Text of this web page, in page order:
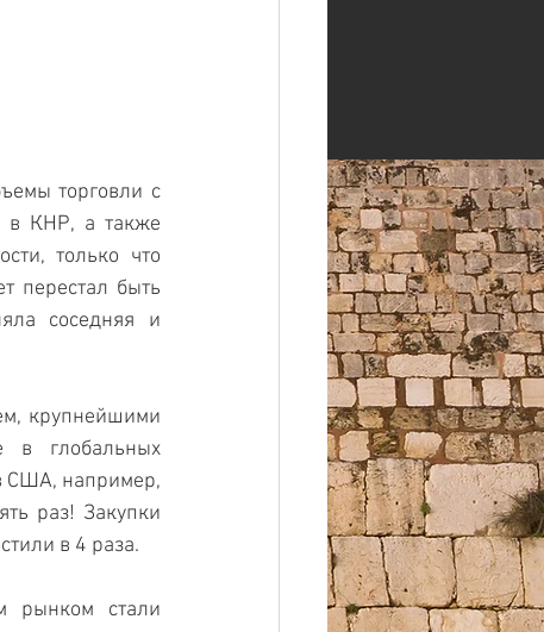
торговли с
в КНР, а также
только что
перестал быть
соседняя и
крупнейшими
в глобальных
США, например,
раз! Закупки
в 4 раза.
рынком стали